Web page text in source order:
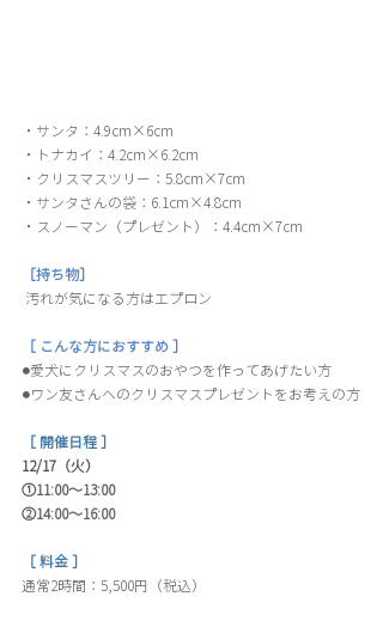
・サンタ：4.9cm×6cm
・トナカイ：4.2cm×6.2cm
・クリスマスツリー：5.8cm×7cm
・サンタさんの袋：6.1cm×4.8cm
・スノーマン（プレゼント）：4.4cm×7cm
［持ち物］
汚れが気になる方はエプロン
［ こんな方におすすめ ］
⚫︎愛犬にクリスマスのおやつを作ってあげたい方
⚫︎ワン友さんへのクリスマスプレゼントをお考えの方
［ 開催日程 ］
12/17（火）
①11:00～13:00
②14:00～16:00
［ 料金 ］
通常2時間：5,500円（税込）